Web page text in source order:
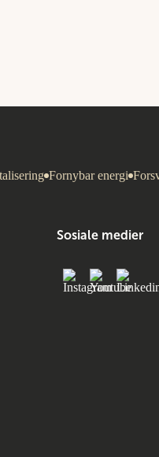
Fornybar energi
Sosiale medier